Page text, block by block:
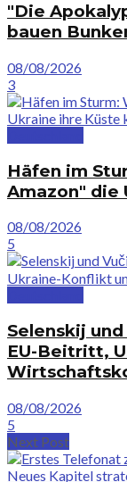
"Die
bauen
08/08/2026
3
Häfen im
Amazon" die
08/08/2026
5
Selenskij
EU-Beitritt,
08/08/2026
5
Next Post